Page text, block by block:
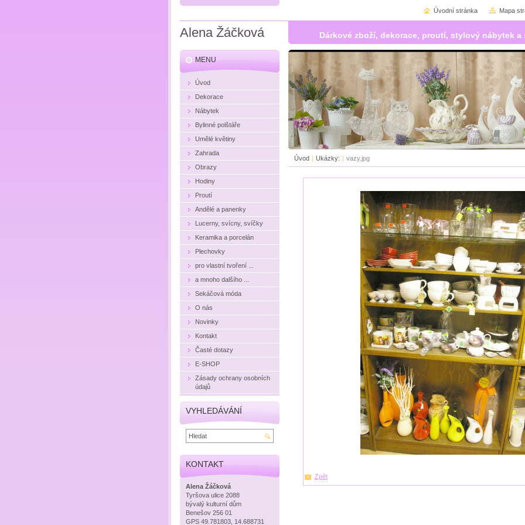
Alena Žáčková Dárkové zboží, dekorace, proutí, stylový nábytek
Úvod | Ukázky: | vazy.jpg
Zpět
MENU
Úvod
Dekorace
Nábytek
Bylinné polštáře
Umělé květiny
Zahrada
Obrazy
Hodiny
Proutí
Andělé a panenky
Lucerny, svícny, svíčky
Keramika a porcelán
Plechovky
pro vlastní tvoření ...
a mnoho dalšího ...
Sekáčová móda
O nás
Novinky
Kontakt
Časté dotazy
E-SHOP
Zásady ochrany osobních
údajů
VYHLEDÁVÁNÍ
KONTAKT
Alena Žáčková
Tyršova ulice 2088
bývalý kulturní dům
Benešov 256 01
GPS 49.781803, 14.688731
Úvodní stránka Mapa